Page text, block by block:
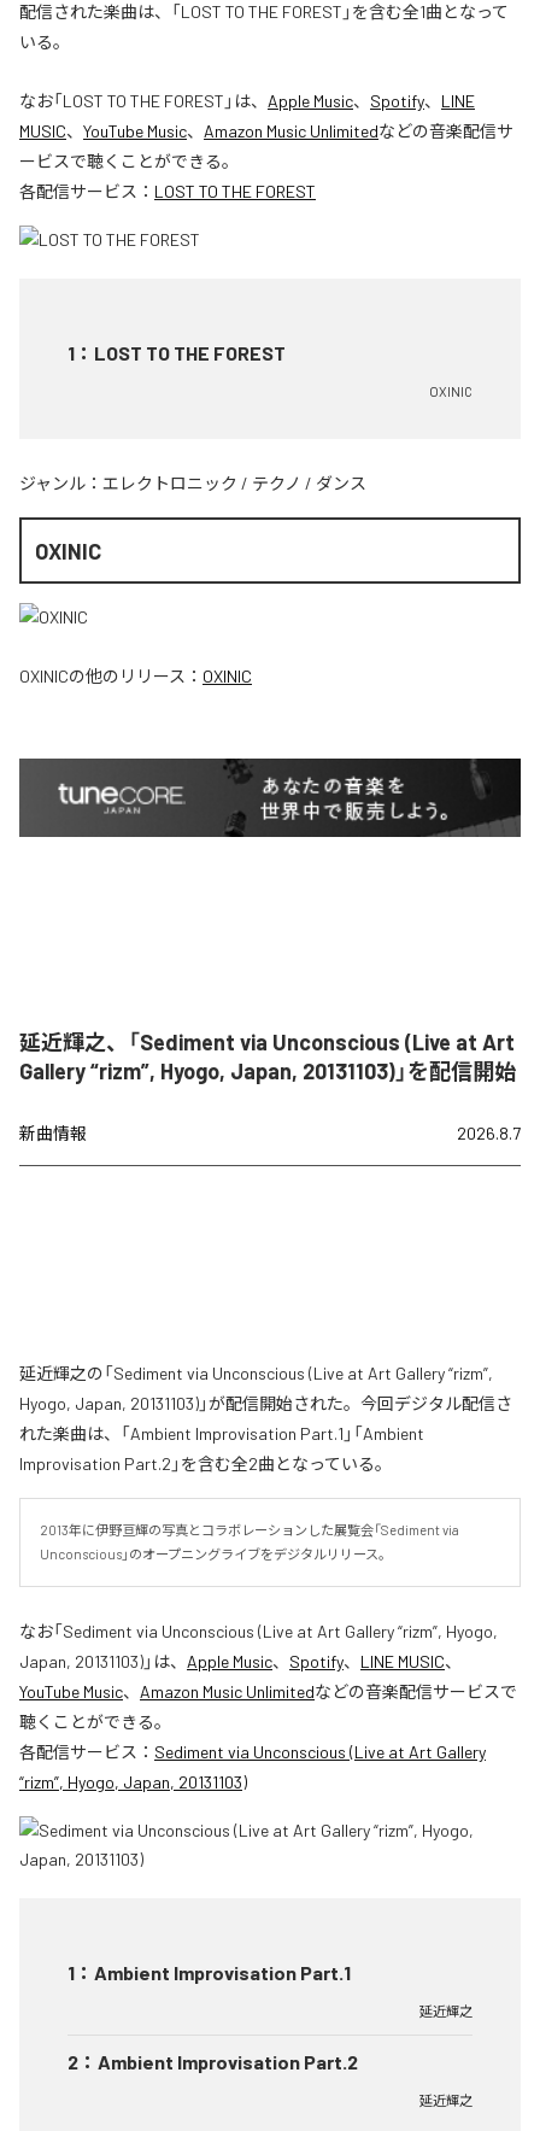
配信された楽曲は、「LOST TO THE FOREST」を含む全1曲となって
いる。
なお「LOST TO THE FOREST 」は、 Apple Music、 Spotify、 LINE
MUSIC、 YouTube Music、 Amazon Music Unlimitedなどの音楽配信サ
ービスで聴くことができる。
各配信サービス： LOST TO THE FOREST
1 ： LOST TO THE FOREST
OXINIC
ジャンル： エレクトロニック / テクノ / ダンス
OXINIC
OXINICの他のリリース： OXINIC
延近輝之、「Sediment via Unconscious (Live at Art
Gallery “rizm”, Hyogo, Japan, 20131103)」を配信開始
新曲情報 2026.8.7
延近輝之の「Sediment via Unconscious (Live at Art Gallery “rizm”,
Hyogo, Japan, 20131103)」が配信開始された。今回デジタル配信さ
れた楽曲は、「Ambient Improvisation Part.1」「Ambient
Improvisation Part.2」を含む全2曲となっている。
2013年に伊野亘輝の写真とコラボレーションした展覧会「Sediment via
Unconscious」のオープニングライブをデジタルリリース。
なお「Sediment via Unconscious (Live at Art Gallery “rizm”, Hyogo,
Japan, 20131103)」は、 Apple Music、 Spotify、 LINE MUSIC、
YouTube Music、 Amazon Music Unlimitedなどの音楽配信サービスで
聴くことができる。
各配信サービス： Sediment via Unconscious (Live at Art Gallery
“rizm”, Hyogo, Japan, 20131103)
1 ： Ambient Improvisation Part.1
延近輝之
2 ： Ambient Improvisation Part.2
延近輝之